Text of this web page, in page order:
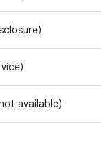
available)